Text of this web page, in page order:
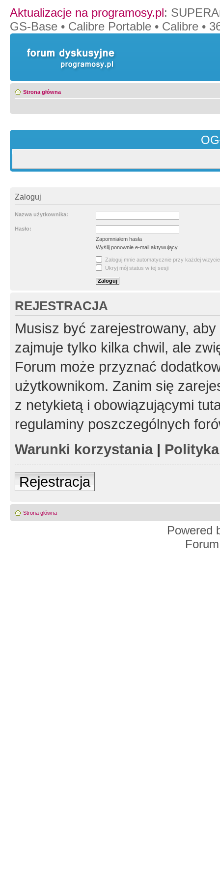
Aktualizacje na programosy.pl:
GS-Base • Calibre Portable • Calibre •
Strona główna
Zaloguj
Nazwa użytkownika:
Hasło:
Zapomniałem hasła
Wyślij ponownie e-mail aktywujący
Zaloguj mnie automatycznie przy każdej wizycie
Ukryj mój status w tej sesji
REJESTRACJA
Musisz być zarejestrowany,
zajmuje tylko kilka chwil, ale
Forum może przyznać
użytkownikom. Zanim się
z netykietą i obowiązującymi
regulaminy poszczególnych
Warunki korzystania|
Rejestracja
Strona główna
Powered